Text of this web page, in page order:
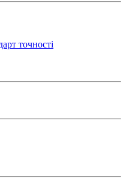
точності